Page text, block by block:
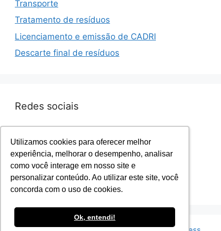
Utilizamos cookies para oferecer melhor
experiência, melhorar o desempenho, analisar
como você interage em nosso site e
personalizar conteúdo. Ao utilizar este site, você
concorda com o uso de cookies.
Ok, entendi!
Utilizamos cookies para oferecer melhor
experiência, melhorar o desempenho, analisar
como você interage em nosso site e
personalizar conteúdo. Ao utilizar este site, você
concorda com o uso de cookies.
Ok, entendi!
Transporte
Tratamento de resíduos
Licenciamento e emissão de CADRI
Descarte final de resíduos
Redes sociais
Instagram.com/sevenresiduos
YouTube.com/sevenresiduos
LinkedIn.com/sevenresiduos
Twitter.com/sevenresiduos